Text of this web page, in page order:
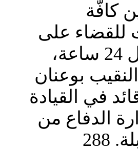
كافّة
للقضاء على
التمرّد خلال 24 ساعة،
بوعنان
في القيادة
الدفاع من